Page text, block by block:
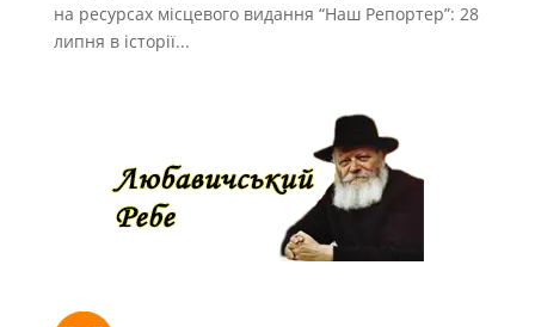
на ресурсах місцевого видання “Наш Репортер”: 28
липня в історії...